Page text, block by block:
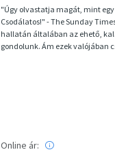
"Úgy olvastatja magát, mint
Csodálatos!" - The Sunday
hallatán általában az ehető,
gondolunk. Ám ezek valójában
Online ár: